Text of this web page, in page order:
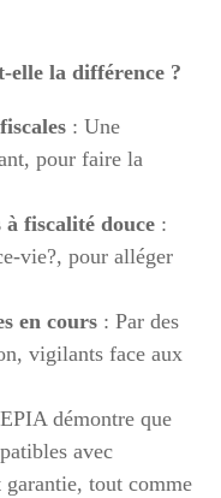
elle la différence ?
: Une
pour faire la
fiscalité douce :
vie?, pour alléger
en cours : Par des
vigilants face aux
démontre que
avec
tout comme